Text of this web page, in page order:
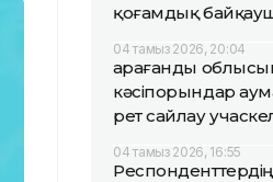
қоғамдық
04 тамыз 2026, 20:04
Қарағанды
кәсіпорындар
рет сайлау
04 тамыз 2026, 16:55